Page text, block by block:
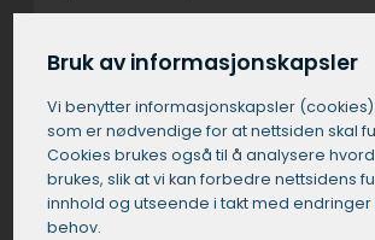
Få et uforpliktende
Send oss en kort beskrivelse av
behov, så finner vi en
mobelsnekkersleverandør
Bruk av informasjonskapsler
Vi benytter informasjons­kapsler
som er nødvendige for at nettsiden skal
Cookies brukes også til å analysere
brukes, slik at vi kan forbedre nettsidens
innhold og utseende i takt med endringer
behov.